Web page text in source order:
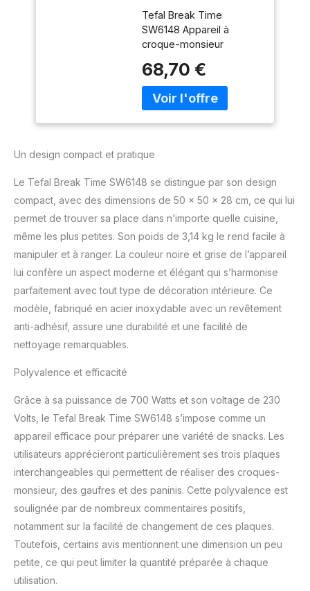
Tefal Break Time
SW6148 Appareil à
croque-monsieur
68,70 €
Un design compact et pratique
Le Tefal Break Time SW6148 se distingue par son design
compact, avec des dimensions de 50 x 50 x 28 cm, ce qui lui
permet de trouver sa place dans n’importe quelle cuisine,
même les plus petites. Son poids de 3,14 kg le rend facile à
manipuler et à ranger. La couleur noire et grise de l’appareil
lui confère un aspect moderne et élégant qui s’harmonise
parfaitement avec tout type de décoration intérieure. Ce
modèle, fabriqué en acier inoxydable avec un revêtement
anti-adhésif, assure une durabilité et une facilité de
nettoyage remarquables.
Polyvalence et efficacité
Grâce à sa puissance de 700 Watts et son voltage de 230
Volts, le Tefal Break Time SW6148 s’impose comme un
appareil efficace pour préparer une variété de snacks. Les
utilisateurs apprécieront particulièrement ses trois plaques
interchangeables qui permettent de réaliser des croques-
monsieur, des gaufres et des paninis. Cette polyvalence est
soulignée par de nombreux commentaires positifs,
notamment sur la facilité de changement de ces plaques.
Toutefois, certains avis mentionnent une dimension un peu
petite, ce qui peut limiter la quantité préparée à chaque
utilisation.